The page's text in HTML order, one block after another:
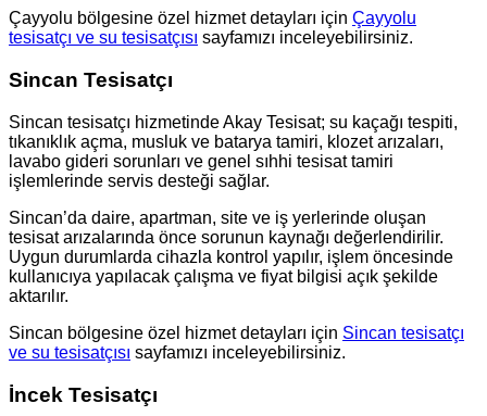
Çayyolu bölgesine özel hizmet detayları için Çayyolu
tesisatçı ve su tesisatçısı sayfamızı inceleyebilirsiniz.
Sincan Tesisatçı
Sincan tesisatçı hizmetinde Akay Tesisat; su kaçağı tespiti,
tıkanıklık açma, musluk ve batarya tamiri, klozet arızaları,
lavabo gideri sorunları ve genel sıhhi tesisat tamiri
işlemlerinde servis desteği sağlar.
Sincan’da daire, apartman, site ve iş yerlerinde oluşan
tesisat arızalarında önce sorunun kaynağı değerlendirilir.
Uygun durumlarda cihazla kontrol yapılır, işlem öncesinde
kullanıcıya yapılacak çalışma ve fiyat bilgisi açık şekilde
aktarılır.
Sincan bölgesine özel hizmet detayları için Sincan tesisatçı
ve su tesisatçısı sayfamızı inceleyebilirsiniz.
İncek Tesisatçı